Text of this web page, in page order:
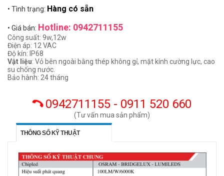
• Tình trạng: Hàng có sẵn
• Giá bán: Hotline: 0942711155
Công suất: 9w,12w
Điện áp: 12 VAC
Độ kín: IP68
Vật liệu: Vỏ bên ngoài bằng thép không gỉ, mặt kính cường lực, cao
su chống nước.
Bảo hành: 24 tháng
0942711155 - 0911 520 660
(Tư vấn mua sản phẩm)
THÔNG SỐ KỸ THUẬT